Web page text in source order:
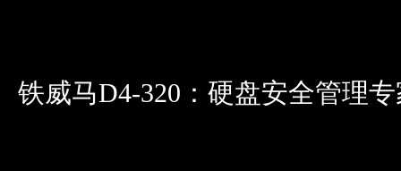
铁威马D4-320：硬盘安全管理